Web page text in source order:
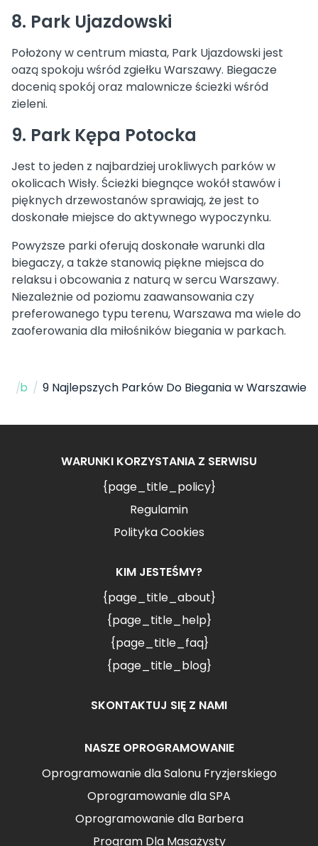
8. Park Ujazdowski
Położony w centrum miasta, Park Ujazdowski jest
oazą spokoju wśród zgiełku Warszawy. Biegacze
docenią spokój oraz malownicze ścieżki wśród
zieleni.
9. Park Kępa Potocka
Jest to jeden z najbardziej urokliwych parków w
okolicach Wisły. Ścieżki biegnące wokół stawów i
pięknych drzewostanów sprawiają, że jest to
doskonałe miejsce do aktywnego wypoczynku.
Powyższe parki oferują doskonałe warunki dla
biegaczy, a także stanowią piękne miejsca do
relaksu i obcowania z naturą w sercu Warszawy.
Niezależnie od poziomu zaawansowania czy
preferowanego typu terenu, Warszawa ma wiele do
zaoferowania dla miłośników biegania w parkach.
Strona Główna
/ blog/ 9 Najlepszych Parków Do Biegania w Warszawie
WARUNKI KORZYSTANIA Z SERWISU
{page_title_policy}
Regulamin
Polityka Cookies
KIM JESTEŚMY?
{page_title_about}
{page_title_help}
{page_title_faq}
{page_title_blog}
SKONTAKTUJ SIĘ Z NAMI
NASZE OPROGRAMOWANIE
Oprogramowanie dla Salonu Fryzjerskiego
Oprogramowanie dla SPA
Oprogramowanie dla Barbera
Program Dla Masażysty